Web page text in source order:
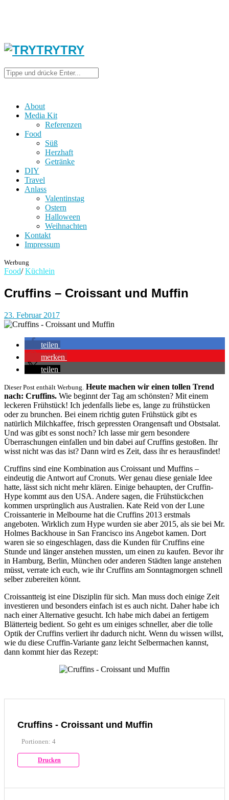
About
Media Kit
Referenzen
Food
Süß
Herzhaft
Getränke
DIY
Travel
Anlass
Valentinstag
Ostern
Halloween
Weihnachten
Kontakt
Impressum
Werbung
Food/ Küchlein
Cruffins – Croissant und Muffin
23. Februar 2017
teilen
merken
teilen
Dieser Post enthält Werbung. Heute machen wir einen tollen Trend
nach: Cruffins. Wie beginnt der Tag am schönsten? Mit einem
leckeren Frühstück! Ich jedenfalls liebe es, lange zu frühstücken
oder zu brunchen. Bei einem richtig guten Frühstück gibt es
natürlich Milchkaffee, frisch gepressten Orangensaft und Obstsalat.
Und was gibt es sonst noch? Ich lasse mir gern besondere
Überraschungen einfallen und bin dabei auf Cruffins gestoßen. Ihr
wisst nicht was das ist? Dann wird es Zeit, dass ihr es herausfindet!
Cruffins sind eine Kombination aus Croissant und Muffins –
eindeutig die Antwort auf Cronuts. Wer genau diese geniale Idee
hatte, lässt sich nicht mehr klären. Einige behaupten, der Cruffin-
Hype kommt aus den USA. Andere sagen, die Frühstückchen
kommen ursprünglich aus Australien. Kate Reid von der Lune
Croissanterie in Melbourne hat die Cruffins 2013 erstmals
angeboten. Wirklich zum Hype wurden sie aber 2015, als sie bei Mr.
Holmes Backhouse in San Francisco ins Angebot kamen. Dort
waren sie so eingeschlagen, dass die Kunden für Cruffins eine
Stunde und länger anstehen mussten, um einen zu kaufen. Bevor ihr
in Hamburg, Berlin, München oder anderen Städten lange anstehen
müsst, verrate ich euch, wie ihr Cruffins am Sonntagmorgen schnell
selber zubereiten könnt.
Croissantteig ist eine Disziplin für sich. Man muss doch einige Zeit
investieren und besonders einfach ist es auch nicht. Daher habe ich
nach einer Alternative gesucht. Ich habe mich dabei an fertigem
Blätterteig bedient. So geht es um einiges schneller, aber die tolle
Optik der Cruffins verliert ihr dadurch nicht. Wenn du wissen willst,
wie du diese Cruffin-Variante ganz leicht Selbermachen kannst,
dann kommt hier das Rezept:
Cruffins - Croissant und Muffin
Portionen: 4
Drucken